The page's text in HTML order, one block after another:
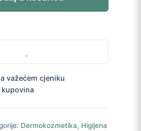
važećem cjeniku
kupovina
Dermokozmetika, Higijena